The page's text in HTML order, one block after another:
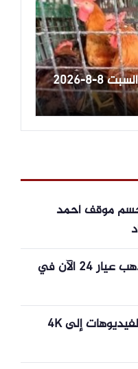
أسعار الفراخ البيضاء اليوم السبت 8-8-2026
موقف أحمد
نحو 7000 جنيه.. سعر الذهب عيار 24 الآن في
تطبيق Wink: رفع جودة الفيديوهات إلى 4K